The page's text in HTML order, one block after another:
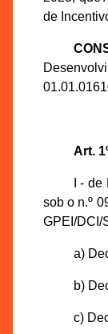
de
Art.
I -
sob o n.º
GPEI/DCI/
a)
b)
c)